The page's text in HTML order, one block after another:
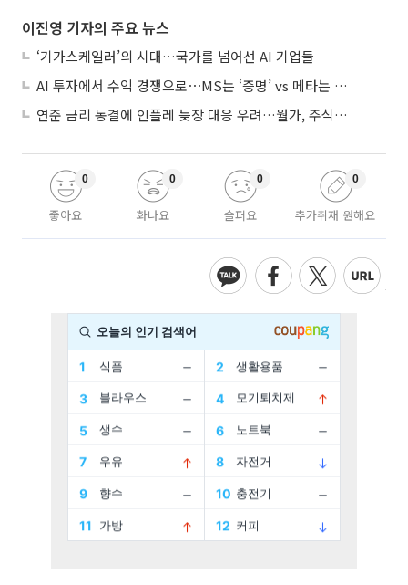
이진영 기자의 주요 뉴스
‘기가스케일러’의 시대…국가를 넘어선 AI 기업들
AI 투자에서 수익 경쟁으로⋯MS는 ‘증명’ vs 메타는 ‘숙제’
연준 금리 동결에 인플레 늦장 대응 우려…월가, 주식도 채권도 던졌다
좋아요
0
화나요
0
슬퍼요
0
추가취재 원해요
0